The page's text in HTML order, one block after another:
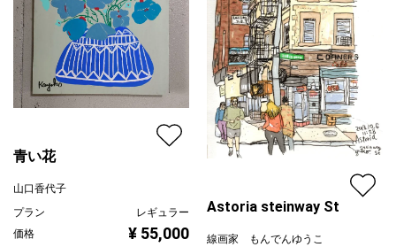
青い花
山口香代子
プラン
レギュラー
価格
¥ 55,000
Astoria steinway St
線画家 もんでんゆうこ